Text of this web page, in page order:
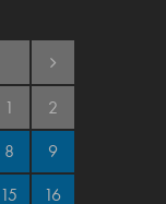
1
2
8
9
15
16